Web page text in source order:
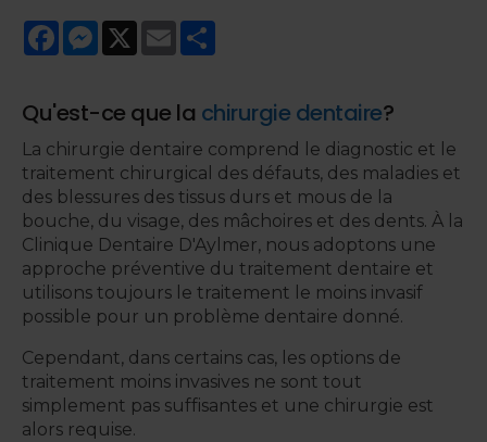
FacebookMessenger
X Email
Qu'est-ce que la chirurgie dentaire?
La chirurgie dentaire comprend le diagnostic et le
traitement chirurgical des défauts, des maladies et
des blessures des tissus durs et mous de la
bouche, du visage, des mâchoires et des dents. À la
Clinique Dentaire D'Aylmer, nous adoptons une
approche préventive du traitement dentaire et
utilisons toujours le traitement le moins invasif
possible pour un problème dentaire donné.
Cependant, dans certains cas, les options de
traitement moins invasives ne sont tout
simplement pas suffisantes et une chirurgie est
alors requise.